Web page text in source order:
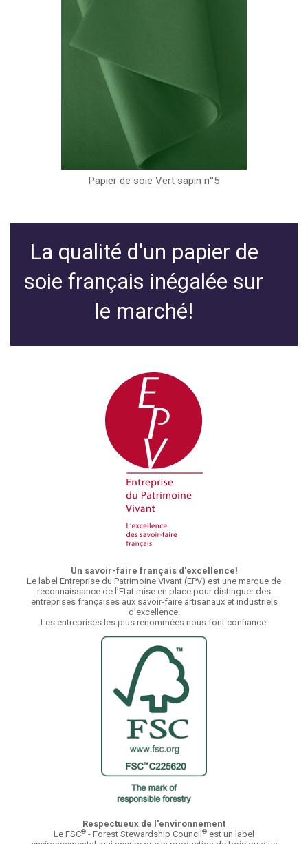
Papier de soie Vert sapin n°5
La qualité d'un papier de
soie français inégalée sur
le marché!
Un savoir-faire français d'excellence!
Le label Entreprise du Patrimoine Vivant (EPV) est une marque de
reconnaissance de l’Etat mise en place pour distinguer des
entreprises françaises aux savoir-faire artisanaux et industriels
d’excellence.
Les entreprises les plus renommées nous font confiance.
Respectueux de l'environnement
Le FSC® - Forest Stewardship Council ® est un label